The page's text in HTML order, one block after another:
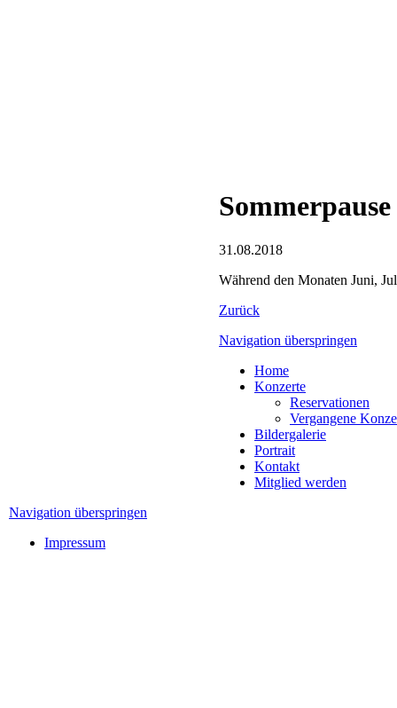
Sommerpause
31.08.2018
Während den Monaten Juni,
Zurück
Navigation überspringen
Home
Konzerte
Reservationen
Vergangene
Bildergalerie
Portrait
Kontakt
Mitglied werden
Navigation überspringen
Impressum